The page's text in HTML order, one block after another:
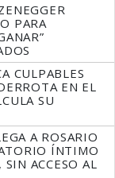
PARA
CULPABLES
EN EL
SU
A ROSARIO
ÍNTIMO
SIN ACCESO AL